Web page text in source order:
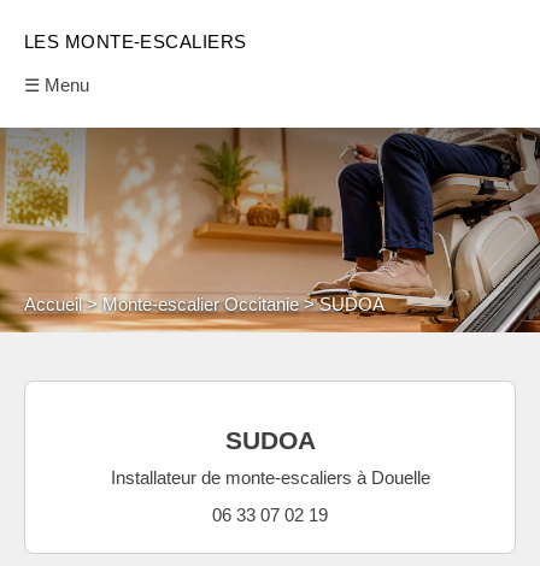
LES MONTE-ESCALIERS
☰ Menu
Accueil Monte-escalier Occitanie SUDOA
SUDOA
Installateur de monte-escaliers à Douelle
06 33 07 02 19